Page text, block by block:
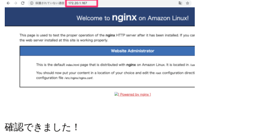
確認できました！